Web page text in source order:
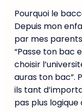
Pourquoi le
Depuis mon
par mes
“Passe ton bac
choisir
auras ton bac”.
ils tant
pas plus